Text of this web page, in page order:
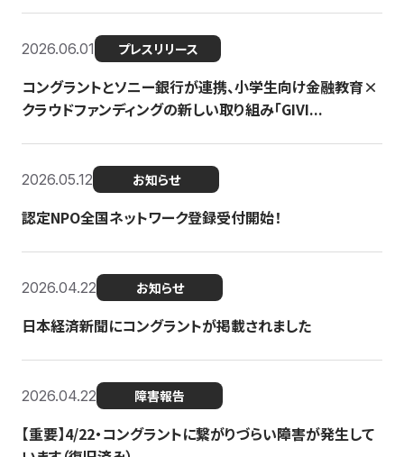
2026.06.01 プレスリリース
コングラントとソニー銀行が連携、小学生向け金融教育×
クラウドファンディングの新しい取り組み「GIVI...
2026.05.12 お知らせ
認定NPO全国ネットワーク登録受付開始！
2026.04.22 お知らせ
日本経済新聞にコングラントが掲載されました
2026.04.22 障害報告
【重要】4/22・コングラントに繋がりづらい障害が発生して